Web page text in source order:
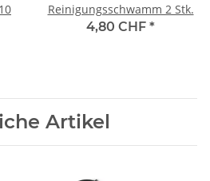
Reinigungsschwamm 2 Stk.
4,80 CHF *
Artikel